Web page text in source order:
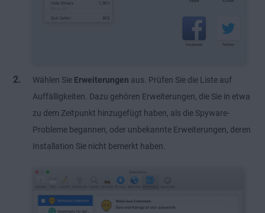
Wählen Sie Erweiterungen aus. Prüfen Sie die Liste auf
Auffälligkeiten. Dazu gehören Erweiterungen, die Sie in etwa
zu dem Zeitpunkt hinzugefügt haben, als die Spyware-
Probleme begannen, oder unbekannte Erweiterungen, deren
Installation Sie nicht bemerkt haben.